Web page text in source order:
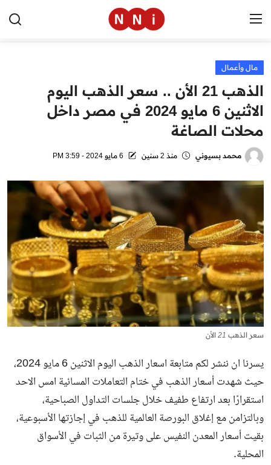
الرئيسية
اخبار مصر
العالم
الرياضة
مال وأعمال
تقنية
التعليم
منوعات
مال وأعمال
الذهب 21 الأن .. سعر الذهب اليوم
الاثنين 6 مايو 2024 في مصر داخل
محلات الصاغة
محمد بسيوني منذ 2 سنين 6 مايو 2024 - 3:59 PM
سعر الذهب 21 الأن
يسرنا ان ننشر لكم متابعة اسعار الذهب اليوم الاثنين 6 مايو 2024،
حيث شهدت أسعار الذهب في ختام التعاملات المسائية امس الاحد
استقرارًا بعد ارتفاع طفيف خلال جلسات التداول الصباحية،
وبالتزامن مع إغلاق البورصة العالمية للذهب في إجازتها الأسبوعية،
بقيت أسعار المعدن النفيس على وتيرة من الثبات في الأسواق
المحلية.